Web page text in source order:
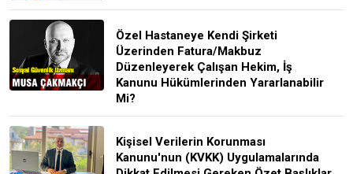
Özel Hastaneye Kendi Şirketi
Üzerinden Fatura/Makbuz
Düzenleyerek Çalışan Hekim, İş
Kanunu Hükümlerinden Yararlanabilir
Mi?
Kişisel Verilerin Korunması
Kanunu'nun (KVKK) Uygulamalarında